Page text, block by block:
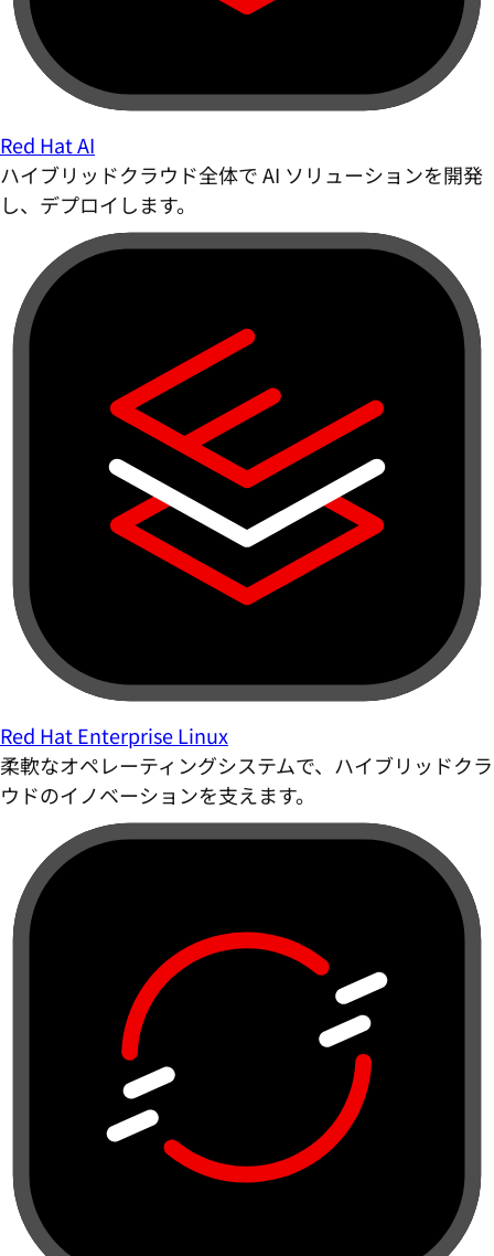
Red Hat AI
ハイブリッドクラウド全体で AI ソリューションを開発
し、デプロイします。
Red Hat Enterprise Linux
柔軟なオペレーティングシステムで、ハイブリッドクラ
ウドのイノベーションを支えます。